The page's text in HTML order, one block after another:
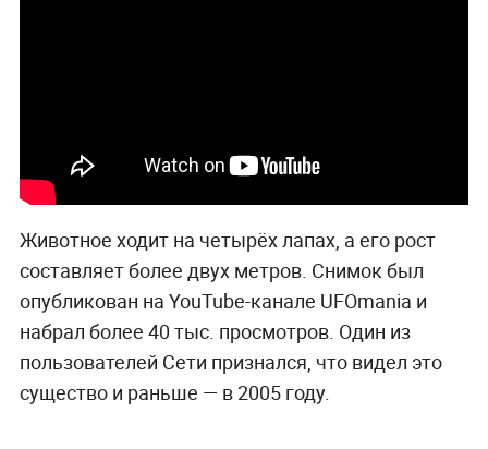
Животное ходит на четырёх лапах, а его рост
составляет более двух метров. Снимок был
опубликован на YouTube-канале UFOmania и
набрал более 40 тыс. просмотров. Один из
пользователей Сети признался, что видел это
существо и раньше — в 2005 году.